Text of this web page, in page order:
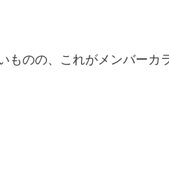
ものの、これがメンバー